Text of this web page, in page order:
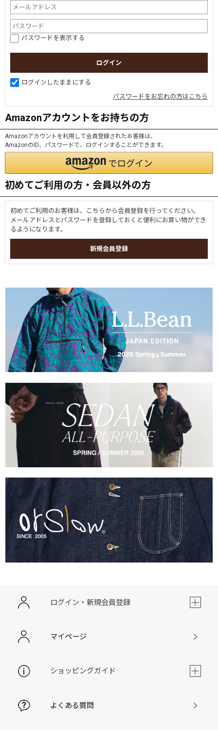
パスワードを表示する
ログインしたままにする
パスワードをお忘れの方はこちら
Amazonアカウントをお持ちの方
Amazonアカウントを利用して会員登録されたお客様は、
AmazonのID、パスワードで、ログインすることができます。
初めてご利用の方・会員以外の方
初めてご利用のお客様は、こちらから会員登録を行ってください。
メールアドレスとパスワードを登録しておくと便利にお買い物ができ
るようになります。
ログイン・新規会員登録
マイページ
ショッピングガイド
よくある質問